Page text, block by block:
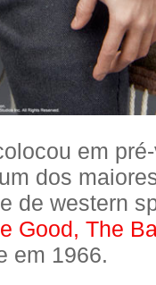
em
dos
de western
Good, The
em 1966.